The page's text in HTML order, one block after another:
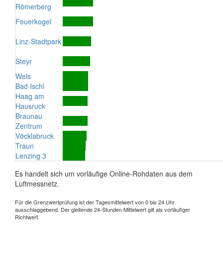
Römerberg
Feuerkogel
Linz-Stadtpark
Steyr
Wels
Bad Ischl
Haag am
Hausruck
Braunau
Zentrum
Vöcklabruck
Traun
Lenzing 3
Es handelt sich um vorläufige Online-Rohdaten aus dem
Luftmessnetz.
Für die Grenzwertprüfung ist der Tagesmittelwert von 0 bis 24 Uhr
ausschlaggebend. Der gleitende 24-Stunden Mittelwert gilt als vorläufiger
Richtwert.